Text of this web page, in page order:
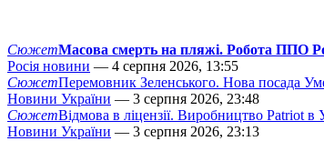
СюжетМасова смерть на пляжі. Робота ППО
Росія новини — 4 серпня 2026, 13:55
СюжетПеремовник Зеленського. Нова посада
Новини України — 3 серпня 2026, 23:48
СюжетВідмова в ліцензії. Виробництво Patriot в
Новини України — 3 серпня 2026, 23:13